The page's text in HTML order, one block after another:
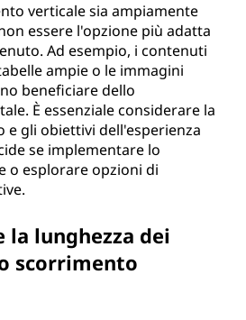
verticale sia ampiamente
essere l'opzione più adatta
Ad esempio, i contenuti
ampie o le immagini
beneficiare dello
È essenziale considerare la
e gli obiettivi dell'esperienza
se implementare lo
o esplorare opzioni di
la lunghezza dei
scorrimento